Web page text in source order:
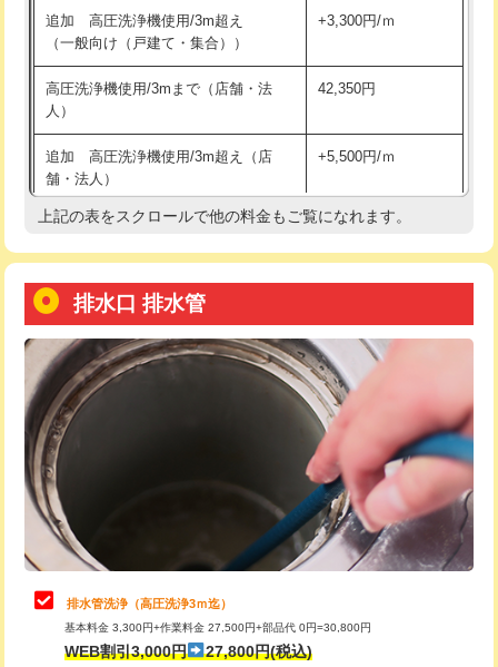
廃棄・処分
※給水管工事は20mmまでの価格です。
給水管工事※（支持金具設置) 5,500円
給水管工事※（保温材使用（バンド止
め込み）)
5,500円
給水管工事※（土の掘削・埋め戻し作
業)
11,000円
用/3ｍまで)
用（追加）/3ｍ超え)
給水管工事※（ライニング鋼管・銅
管・ポリ管・HT管使用/3ｍまで)
44,000円
給水管工事※（ライニング鋼管・銅
管・ポリ管・HT管使用/3ｍ超え)
+8,800円
排水管工事（土の掘削・埋め戻し作
業）
11,000円~
排水管工事（排水管工事/3ｍまで） 55,000円
排水管工事（追加 排水管工事/3ｍ超
え）
マス交換（土の掘削・埋め戻し作業）
追加 高圧洗浄機使用/3m超え
（一般向け（戸建て・集合））
+3,300円/ｍ
高圧洗浄機使用/3mまで（店舗・法
人）
42,350円
追加 高圧洗浄機使用/3m超え（店
舗・法人）
+5,500円/ｍ
高度高圧洗浄換 現地調査
トーラー機使用/3mまで
追加トーラー機使用/3m超え +3,300円
カメラ調査 33,000円
桝清掃 8,800円
止水・漏水調査・防水処理・清掃・修
理・調整・分解・加工など（軽作業）
11,000円
止水・漏水調査・防水処理・清掃・修
理・調整・分解・加工など（中作業）
22,000円
止水・漏水調査・防水処理・清掃・修
理・調整・分解・加工など（重作業）
33,000円
上記の表をスクロールで他の料金もご覧になれます。
排水口 排水管
排水管洗浄（高圧洗浄3ｍ迄）
基本料金 3,300円+作業料金 27,500円+部品代 0円=30,800円
WEB割引3,000円 27,800円(税込)